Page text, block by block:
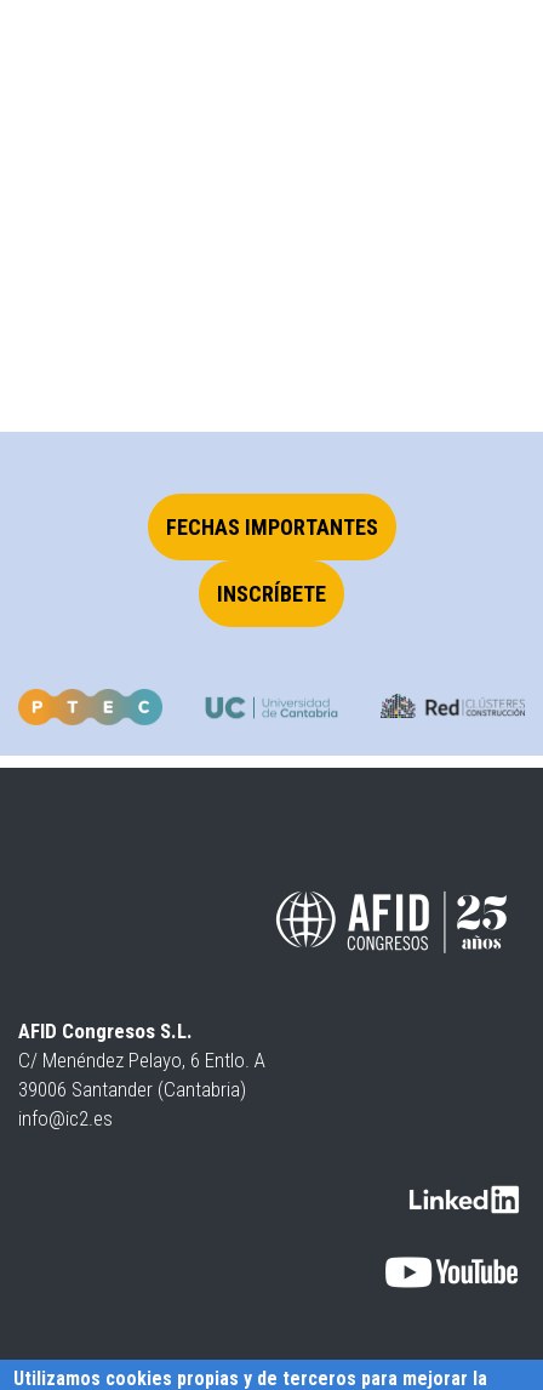
FECHAS IMPORTANTES
INSCRÍBETE
AFID Congresos S.L.
C/ Menéndez Pelayo, 6 Entlo. A
39006 Santander (Cantabria)
info@ic2.es
Utilizamos cookies propias y de terceros para mejorar la